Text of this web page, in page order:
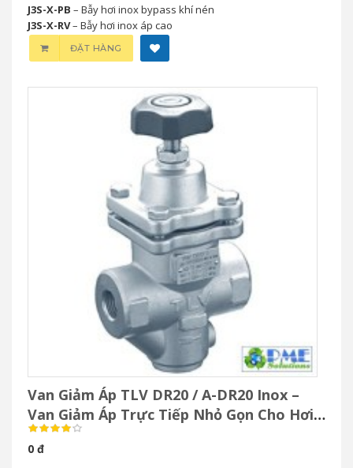
J3S-X-PB – Bẫy hơi inox bypass khí nén
J3S-X-RV– Bẫy hơi inox áp cao
ĐẶT HÀNG
Van Giảm Áp TLV DR20 / A-DR20 Inox –
Van Giảm Áp Trực Tiếp Nhỏ Gọn Cho Hơi
& Khí Nén
0 đ